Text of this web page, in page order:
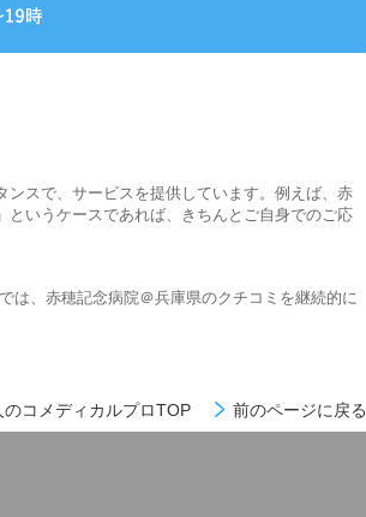
スで、サービスを提供しています。例えば、赤
いうケースであれば、きちんとご自身でのご応
は、赤穂記念病院＠兵庫県のクチコミを継続的に
コメディカルプロTOP 前のページに戻る